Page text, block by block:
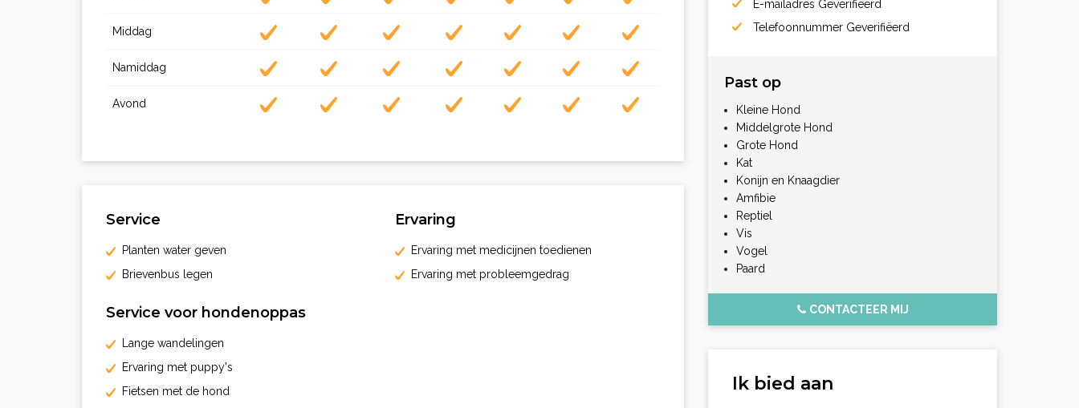
Middag
Namiddag
Avond
Service
Planten water geven
Brievenbus legen
Ervaring
Ervaring met medicijnen toedienen
Ervaring met probleemgedrag
Service voor hondenoppas
Lange wandelingen
Ervaring met puppy's
Fietsen met de hond
E-mailadres Geverifiëerd
Telefoonnummer Geverifiëerd
Past op
Kleine Hond
Middelgrote Hond
Grote Hond
Kat
Konijn en Knaagdier
Amfibie
Reptiel
Vis
Vogel
Paard
CONTACTEER MIJ
Ik bied aan